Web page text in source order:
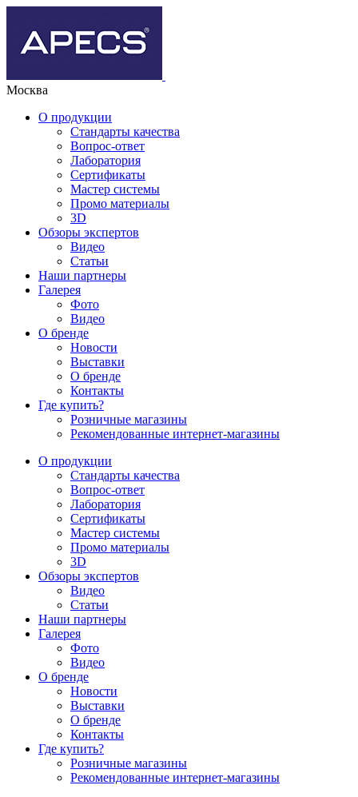
Москва
О продукции
Стандарты качества
Вопрос-ответ
Лаборатория
Сертификаты
Мастер системы
Промо материалы
3D
Обзоры экспертов
Видео
Статьи
Наши партнеры
Галерея
Фото
Видео
О бренде
Новости
Выставки
О бренде
Контакты
Где купить?
Розничные магазины
Рекомендованные интернет-магазины
О продукции
Стандарты качества
Вопрос-ответ
Лаборатория
Сертификаты
Мастер системы
Промо материалы
3D
Обзоры экспертов
Видео
Статьи
Наши партнеры
Галерея
Фото
Видео
О бренде
Новости
Выставки
О бренде
Контакты
Где купить?
Розничные магазины
Рекомендованные интернет-магазины